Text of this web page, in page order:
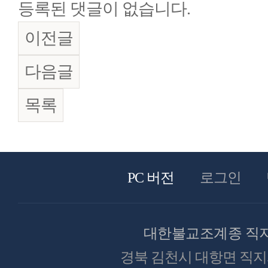
등록된 댓글이 없습니다.
이전글
다음글
목록
PC 버전 로그인
대한불교조계종 직
경북 김천시 대항면 직